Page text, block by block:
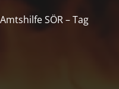
SÖR – Tag